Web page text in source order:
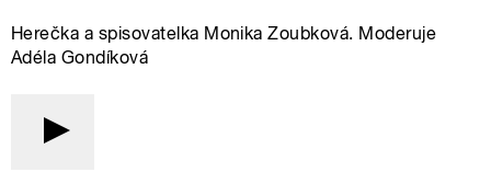
Herečka a spisovatelka Monika Zoubková. Moderuje
Adéla Gondíková